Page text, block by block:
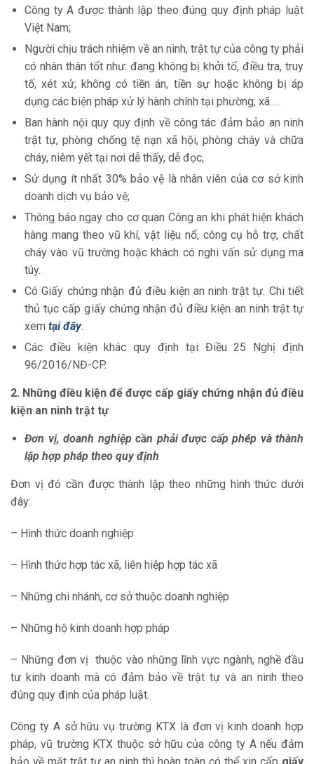
Công ty A được thành lập theo đúng quy định pháp luật
Việt Nam;
Người chịu trách nhiệm về an ninh, trật tự của công ty phải
có nhân thân tốt như: đang không bị khởi tố, điều tra, truy
tố, xét xử; không có tiền án, tiền sự hoặc không bị áp
dụng các biện pháp xử lý hành chính tại phường, xã…..
Ban hành nội quy quy định về công tác đảm bảo an ninh
trật tự, phòng chống tệ nạn xã hội, phòng cháy và chữa
cháy, niêm yết tại nơi dễ thấy, dễ đọc;
Sử dụng ít nhất 30% bảo vệ là nhân viên của cơ sở kinh
doanh dịch vụ bảo vệ;
Thông báo ngay cho cơ quan Công an khi phát hiện khách
hàng mang theo vũ khí, vật liệu nổ, công cụ hỗ trợ, chất
cháy vào vũ trường hoặc khách có nghi vấn sử dụng ma
túy.
Có Giấy chứng nhận đủ điều kiện an ninh trật tự. Chi tiết
thủ tục cấp giấy chứng nhận đủ điều kiện an ninh trật tự
xem tại đây.
Các điều kiện khác quy định tại Điều 25 Nghị định
96/2016/NĐ-CP.
2. Những điều kiện để được cấp giấy chứng nhận đủ điều
kiện an ninh trật tự
Đơn vị, doanh nghiệp cần phải được cấp phép và thành
lập hợp pháp theo quy định
Đơn vị đó cần được thành lập theo những hình thức dưới
đây:
– Hình thức doanh nghiệp
– Hình thức hợp tác xã, liên hiệp hợp tác xã
– Những chi nhánh, cơ sở thuộc doanh nghiệp
– Những hộ kinh doanh hợp pháp
– Những đơn vị thuộc vào những lĩnh vực ngành, nghề đầu
tư kinh doanh mà có đảm bảo về trật tự và an ninh theo
đúng quy định của pháp luật.
Công ty A sở hữu vụ trường KTX là đơn vị kinh doanh hợp
pháp, vũ trường KTX thuộc sở hữu của công ty A nếu đảm